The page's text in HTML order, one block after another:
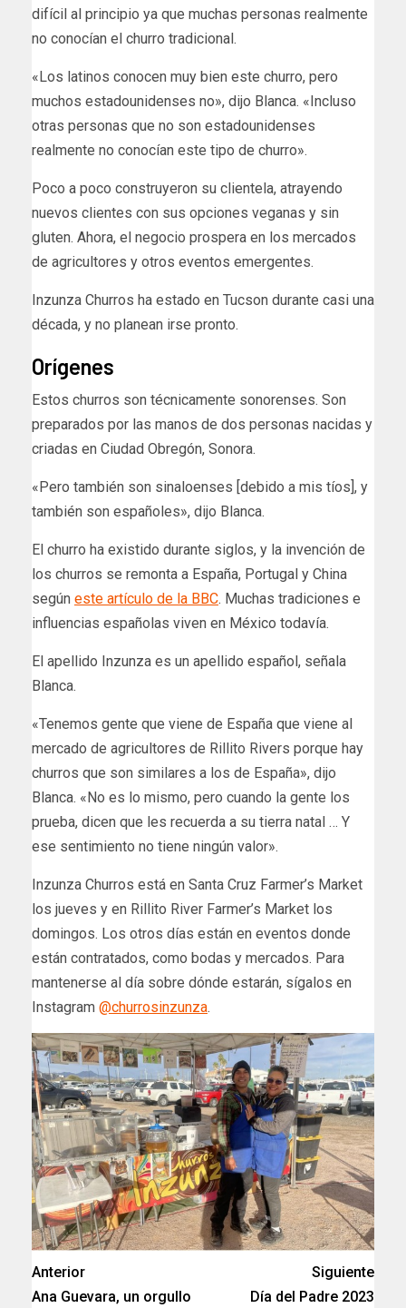
difícil al principio ya que muchas personas realmente
no conocían el churro tradicional.
«Los latinos conocen muy bien este churro, pero
muchos estadounidenses no», dijo Blanca. «Incluso
otras personas que no son estadounidenses
realmente no conocían este tipo de churro».
Poco a poco construyeron su clientela, atrayendo
nuevos clientes con sus opciones veganas y sin
gluten. Ahora, el negocio prospera en los mercados
de agricultores y otros eventos emergentes.
Inzunza Churros ha estado en Tucson durante casi una
década, y no planean irse pronto.
Orígenes
Estos churros son técnicamente sonorenses. Son
preparados por las manos de dos personas nacidas y
criadas en Ciudad Obregón, Sonora.
«Pero también son sinaloenses [debido a mis tíos], y
también son españoles», dijo Blanca.
El churro ha existido durante siglos, y la invención de
los churros se remonta a España, Portugal y China
según este artículo de la BBC. Muchas tradiciones e
influencias españolas viven en México todavía.
El apellido Inzunza es un apellido español, señala
Blanca.
«Tenemos gente que viene de España que viene al
mercado de agricultores de Rillito Rivers porque hay
churros que son similares a los de España», dijo
Blanca. «No es lo mismo, pero cuando la gente los
prueba, dicen que les recuerda a su tierra natal … Y
ese sentimiento no tiene ningún valor».
Inzunza Churros está en Santa Cruz Farmer’s Market
los jueves y en Rillito River Farmer’s Market los
domingos. Los otros días están en eventos donde
están contratados, como bodas y mercados. Para
mantenerse al día sobre dónde estarán, sígalos en
Instagram @churrosinzunza.
Anterior
Ana Guevara, un orgullo
Siguiente
Día del Padre 2023